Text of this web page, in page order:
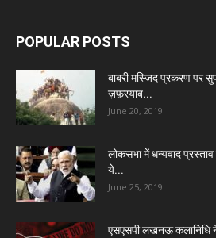
POPULAR POSTS
बाबरी मस्जिद प्रकरण पर
ज़फ़रयाब...
June 20, 2019
लोकसभा में धन्यवाद प्रस्ताव
ये...
June 25, 2019
एसएसपी लखनऊ कलानिधि